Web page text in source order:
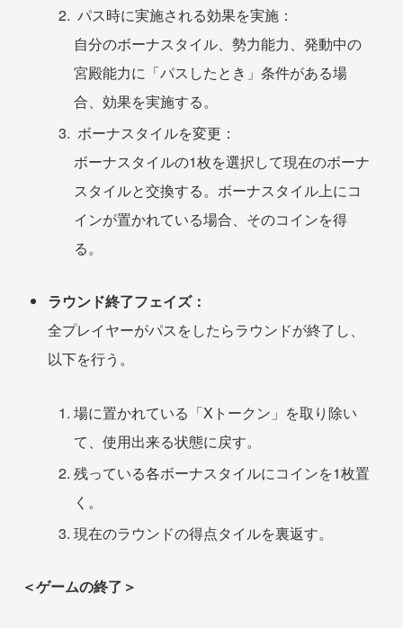
パス時に実施される効果を実施：
自分のボーナスタイル、勢力能力、発動中の
宮殿能力に「パスしたとき」条件がある場
合、効果を実施する。
ボーナスタイルを変更：
ボーナスタイルの1枚を選択して現在のボーナ
スタイルと交換する。ボーナスタイル上にコ
インが置かれている場合、そのコインを得
る。
ラウンド終了フェイズ：
全プレイヤーがパスをしたらラウンドが終了し、
以下を行う。
場に置かれている「Xトークン」を取り除い
て、使用出来る状態に戻す。
残っている各ボーナスタイルにコインを1枚置
く。
現在のラウンドの得点タイルを裏返す。
＜ゲームの終了＞